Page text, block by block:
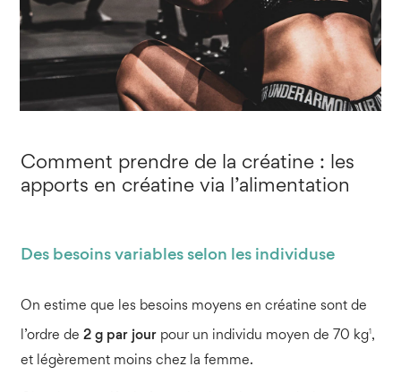
Comment prendre de la créatine : les
apports en créatine via l’alimentation
Des besoins variables selon les individuse
On estime que les besoins moyens en créatine sont de
l’ordre de 2 g par jourpour un individu moyen de 70 kg1,
et légèrement moins chez la femme.